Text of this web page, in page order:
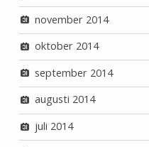
november 2014
oktober 2014
september 2014
augusti 2014
juli 2014